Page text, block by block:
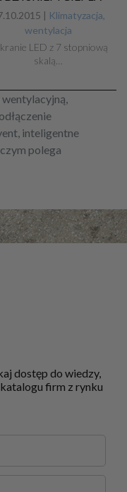
| Klimatyzacja,
wentylacja
LED z 7 stopniową
skalą…
inteligentne
polega
dostęp do wiedzy,
firm z rynku